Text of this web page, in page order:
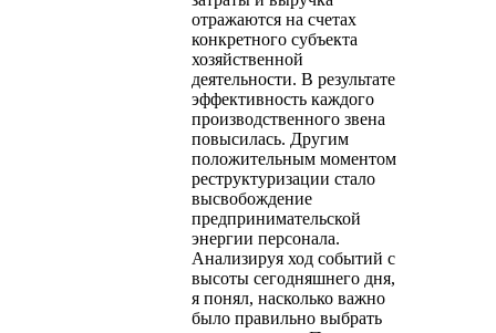
отражаются на счетах
конкретного субъекта
хозяйственной
деятельности. В результате
эффективность каждого
производственного звена
повысилась. Другим
положительным моментом
реструктуризации стало
высвобождение
предпринимательской
энергии персонала.
Анализируя ход событий с
высоты сегодняшнего дня,
я понял, насколько важно
было правильно выбрать